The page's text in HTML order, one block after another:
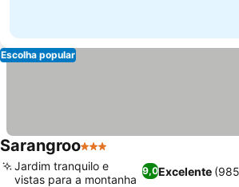
Escolha popular
Sarangroo3 Estrelas
9,0Excelente
Jardim tranquilo e
vistas para a montanha